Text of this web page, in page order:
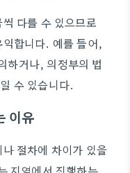
다를 수 있으므로
합니다. 예를 들어,
하거나, 의정부의 법
수 있습니다.
이유
절차에 차이가 있을